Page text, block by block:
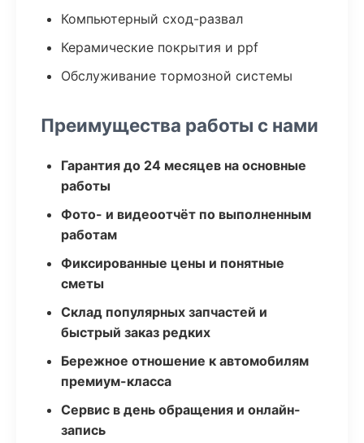
Компьютерный сход-развал
Керамические покрытия и ppf
Обслуживание тормозной системы
Преимущества работы с нами
Гарантия до 24 месяцев на основные
работы
Фото- и видеоотчёт по выполненным
работам
Фиксированные цены и понятные
сметы
Склад популярных запчастей и
быстрый заказ редких
Бережное отношение к автомобилям
премиум-класса
Сервис в день обращения и онлайн-
запись